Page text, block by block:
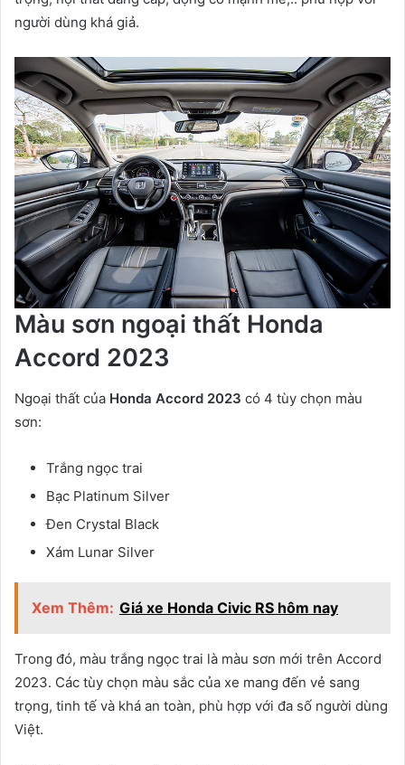
người dùng khá giả.
Màu sơn ngoại thất Honda
Accord 2023
Ngoại thất của Honda Accord 2023 có 4 tùy chọn màu
sơn:
Trắng ngọc trai
Bạc Platinum Silver
Đen Crystal Black
Xám Lunar Silver
Xem Thêm: Giá xe Honda Civic RS hôm nay
Trong đó, màu trắng ngọc trai là màu sơn mới trên Accord
2023. Các tùy chọn màu sắc của xe mang đến vẻ sang
trọng, tinh tế và khá an toàn, phù hợp với đa số người dùng
Việt.